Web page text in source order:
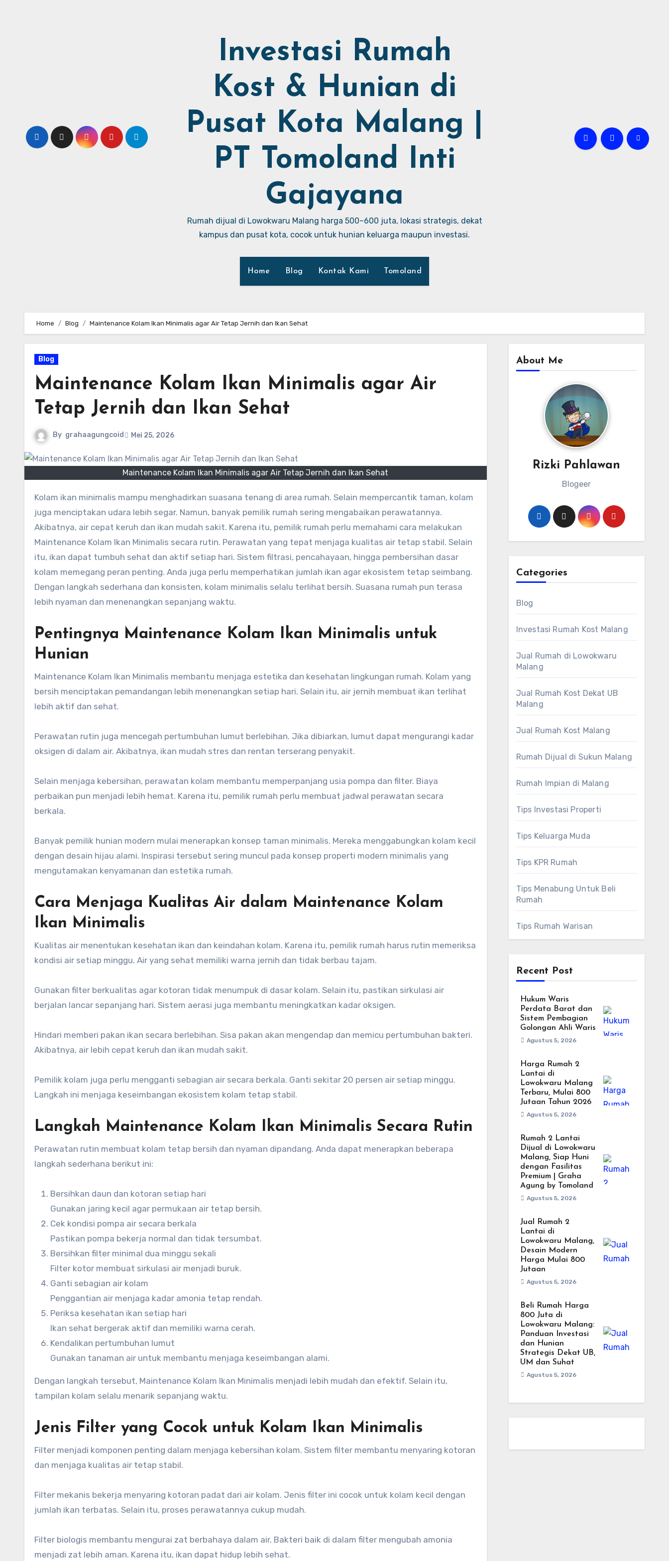
Investasi Rumah
Kost & Hunian di
Pusat Kota Malang |
PT Tomoland Inti
Gajayana
Rumah dijual di Lowokwaru Malang harga 500–600 juta, lokasi strategis, dekat
kampus dan pusat kota, cocok untuk hunian keluarga maupun investasi.
Home Blog Kontak Kami Tomoland
Home Blog Maintenance Kolam Ikan Minimalis agar Air Tetap Jernih dan Ikan Sehat
Blog
Maintenance Kolam Ikan Minimalis agar Air
Tetap Jernih dan Ikan Sehat
By grahaagungcoid Mei 25, 2026
Maintenance Kolam Ikan Minimalis agar Air Tetap Jernih dan Ikan Sehat
Kolam ikan minimalis mampu menghadirkan suasana tenang di area rumah. Selain mempercantik taman, kolam
juga menciptakan udara lebih segar. Namun, banyak pemilik rumah sering mengabaikan perawatannya.
Akibatnya, air cepat keruh dan ikan mudah sakit. Karena itu, pemilik rumah perlu memahami cara melakukan
Maintenance Kolam Ikan Minimalis secara rutin. Perawatan yang tepat menjaga kualitas air tetap stabil. Selain
itu, ikan dapat tumbuh sehat dan aktif setiap hari. Sistem filtrasi, pencahayaan, hingga pembersihan dasar
kolam memegang peran penting. Anda juga perlu memperhatikan jumlah ikan agar ekosistem tetap seimbang.
Dengan langkah sederhana dan konsisten, kolam minimalis selalu terlihat bersih. Suasana rumah pun terasa
lebih nyaman dan menenangkan sepanjang waktu.
Pentingnya Maintenance Kolam Ikan Minimalis untuk
Hunian
Maintenance Kolam Ikan Minimalis membantu menjaga estetika dan kesehatan lingkungan rumah. Kolam yang
bersih menciptakan pemandangan lebih menenangkan setiap hari. Selain itu, air jernih membuat ikan terlihat
lebih aktif dan sehat.
Perawatan rutin juga mencegah pertumbuhan lumut berlebihan. Jika dibiarkan, lumut dapat mengurangi kadar
oksigen di dalam air. Akibatnya, ikan mudah stres dan rentan terserang penyakit.
Selain menjaga kebersihan, perawatan kolam membantu memperpanjang usia pompa dan filter. Biaya
perbaikan pun menjadi lebih hemat. Karena itu, pemilik rumah perlu membuat jadwal perawatan secara
berkala.
Banyak pemilik hunian modern mulai menerapkan konsep taman minimalis. Mereka menggabungkan kolam kecil
dengan desain hijau alami. Inspirasi tersebut sering muncul pada konsep properti modern minimalis yang
mengutamakan kenyamanan dan estetika rumah.
Cara Menjaga Kualitas Air dalam Maintenance Kolam
Ikan Minimalis
Kualitas air menentukan kesehatan ikan dan keindahan kolam. Karena itu, pemilik rumah harus rutin memeriksa
kondisi air setiap minggu. Air yang sehat memiliki warna jernih dan tidak berbau tajam.
Gunakan filter berkualitas agar kotoran tidak menumpuk di dasar kolam. Selain itu, pastikan sirkulasi air
berjalan lancar sepanjang hari. Sistem aerasi juga membantu meningkatkan kadar oksigen.
Hindari memberi pakan ikan secara berlebihan. Sisa pakan akan mengendap dan memicu pertumbuhan bakteri.
Akibatnya, air lebih cepat keruh dan ikan mudah sakit.
Pemilik kolam juga perlu mengganti sebagian air secara berkala. Ganti sekitar 20 persen air setiap minggu.
Langkah ini menjaga keseimbangan ekosistem kolam tetap stabil.
Langkah Maintenance Kolam Ikan Minimalis Secara Rutin
Perawatan rutin membuat kolam tetap bersih dan nyaman dipandang. Anda dapat menerapkan beberapa
langkah sederhana berikut ini:
Bersihkan daun dan kotoran setiap hari
Gunakan jaring kecil agar permukaan air tetap bersih.
Cek kondisi pompa air secara berkala
Pastikan pompa bekerja normal dan tidak tersumbat.
Bersihkan filter minimal dua minggu sekali
Filter kotor membuat sirkulasi air menjadi buruk.
Ganti sebagian air kolam
Penggantian air menjaga kadar amonia tetap rendah.
Periksa kesehatan ikan setiap hari
Ikan sehat bergerak aktif dan memiliki warna cerah.
Kendalikan pertumbuhan lumut
Gunakan tanaman air untuk membantu menjaga keseimbangan alami.
Dengan langkah tersebut, Maintenance Kolam Ikan Minimalis menjadi lebih mudah dan efektif. Selain itu,
tampilan kolam selalu menarik sepanjang waktu.
Jenis Filter yang Cocok untuk Kolam Ikan Minimalis
Filter menjadi komponen penting dalam menjaga kebersihan kolam. Sistem filter membantu menyaring kotoran
dan menjaga kualitas air tetap stabil.
Filter mekanis bekerja menyaring kotoran padat dari air kolam. Jenis filter ini cocok untuk kolam kecil dengan
jumlah ikan terbatas. Selain itu, proses perawatannya cukup mudah.
Filter biologis membantu mengurai zat berbahaya dalam air. Bakteri baik di dalam filter mengubah amonia
menjadi zat lebih aman. Karena itu, ikan dapat hidup lebih sehat.
About Me
Rizki Pahlawan
Blogeer
Categories
Blog
Investasi Rumah Kost Malang
Jual Rumah di Lowokwaru
Malang
Jual Rumah Kost Dekat UB
Malang
Jual Rumah Kost Malang
Rumah Dijual di Sukun Malang
Rumah Impian di Malang
Tips Investasi Properti
Tips Keluarga Muda
Tips KPR Rumah
Tips Menabung Untuk Beli
Rumah
Tips Rumah Warisan
Recent Post
Hukum Waris
Perdata Barat dan
Sistem Pembagian
Golongan Ahli Waris
Agustus 5, 2026
Harga Rumah 2
Lantai di
Lowokwaru Malang
Terbaru, Mulai 800
Jutaan Tahun 2026
Agustus 5, 2026
Rumah 2 Lantai
Dijual di Lowokwaru
Malang, Siap Huni
dengan Fasilitas
Premium | Graha
Agung by Tomoland
Agustus 5, 2026
Jual Rumah 2
Lantai di
Lowokwaru Malang,
Desain Modern
Harga Mulai 800
Jutaan
Agustus 5, 2026
Beli Rumah Harga
800 Juta di
Lowokwaru Malang:
Panduan Investasi
dan Hunian
Strategis Dekat UB,
UM dan Suhat
Agustus 5, 2026